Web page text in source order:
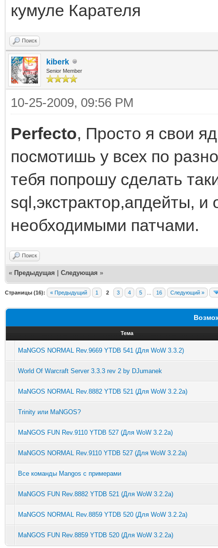
кумуле Карателя
Поиск
kiberk
Senior Member
10-25-2009, 09:56 PM
Perfecto, Просто я свои
посмотишь у всех по
тебя попрошу сделать
sql,экстрактор,апдейты, и
необходимыми патчами.
Поиск
« Предыдущая Следующая »
Страницы (16): « Предыдущий 1 2 3 4 5 16 Следующий »
Тема
MaNGOS NORMAL Rev.9669 YTDB 541 (Для WoW 3.3.2)
World Of Warcraft Server 3.3.3 rev 2 by DJumanek
MaNGOS NORMAL Rev.8882 YTDB 521 (Для WoW 3.2.2a)
Trinity или MaNGOS?
MaNGOS FUN Rev.9110 YTDB 527 (Для WoW 3.2.2a)
MaNGOS NORMAL Rev.9110 YTDB 527 (Для WoW 3.2.2a)
Все команды Mangos с примерами
MaNGOS FUN Rev.8882 YTDB 521 (Для WoW 3.2.2a)
MaNGOS NORMAL Rev.8859 YTDB 520 (Для WoW 3.2.2a)
MaNGOS FUN Rev.8859 YTDB 520 (Для WoW 3.2.2a)